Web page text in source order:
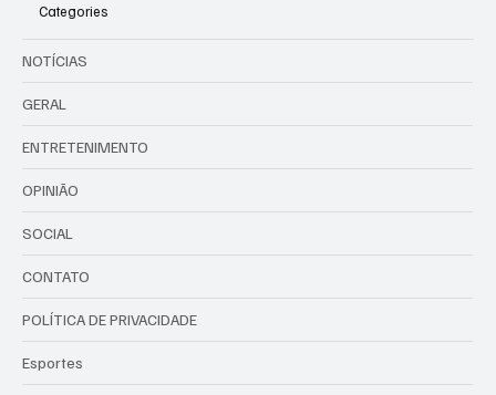
Categories
NOTÍCIAS
GERAL
ENTRETENIMENTO
OPINIÃO
SOCIAL
CONTATO
POLÍTICA DE PRIVACIDADE
Esportes